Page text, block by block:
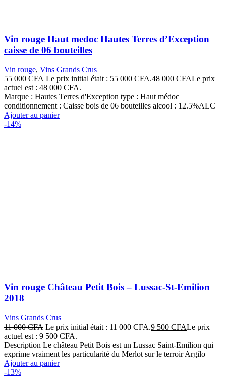
Vin rouge Haut medoc Hautes Terres d’Exception
caisse de 06 bouteilles
Vin rouge, Vins Grands Crus
55 000CFA Le prix initial était : 55 000 CFA.48 000 CFALe prix
actuel est : 48 000 CFA.
Marque : Hautes Terres d'Exception type : Haut médoc
conditionnement : Caisse bois de 06 bouteilles alcool : 12.5%ALC
Ajouter au panier
-14%
Vin rouge Château Petit Bois – Lussac-St-Emilion
2018
Vins Grands Crus
11 000CFA Le prix initial était : 11 000 CFA.9 500 CFALe prix
actuel est : 9 500 CFA.
Description Le château Petit Bois est un Lussac Saint-Emilion qui
exprime vraiment les particularité du Merlot sur le terroir Argilo
Ajouter au panier
-13%